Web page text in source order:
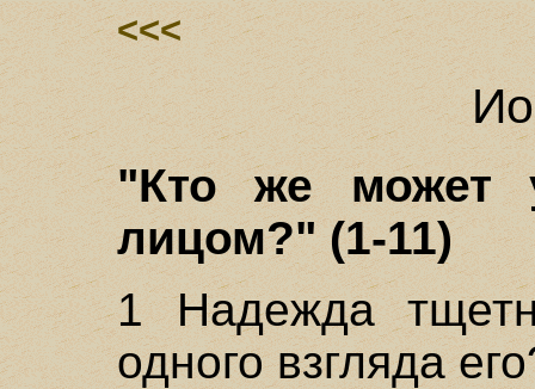
<<<
"Кто же может
лицом?" (1-11)
1 Надежда
одного взгляда